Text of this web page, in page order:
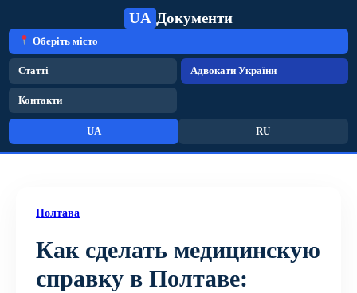
UA Документи
Оберіть місто
Статті Адвокати України
Контакти
UA RU
Полтава
Как сделать медицинскую
справку в Полтаве: